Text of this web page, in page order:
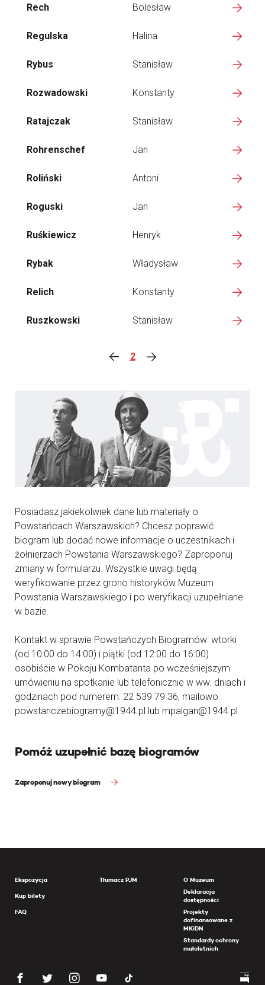
Rech Bolesław
Regulska Halina
Rybus Stanisław
Rozwadowski Konstanty
Ratajczak Stanisław
Rohrenschef Jan
Roliński Antoni
Roguski Jan
Ruśkiewicz Henryk
Rybak Władysław
Relich Konstanty
Ruszkowski Stanisław
2
Posiadasz jakiekolwiek dane lub materiały o
Powstańcach Warszawskich? Chcesz poprawić
biogram lub dodać nowe informacje o uczestnikach i
żołnierzach Powstania Warszawskiego? Zaproponuj
zmiany w formularzu. Wszystkie uwagi będą
weryfikowanie przez grono historyków Muzeum
Powstania Warszawskiego i po weryfikacji uzupełniane
w bazie.
Kontakt w sprawie Powstańczych Biogramów: wtorki
(od 10:00 do 14:00) i piątki (od 12:00 do 16:00)
osobiście w Pokoju Kombatanta po wcześniejszym
umówieniu na spotkanie lub telefonicznie w ww. dniach i
godzinach pod numerem: 22 539 79 36, mailowo:
powstanczebiogramy@1944.pl lub mpalgan@1944.pl
Pomóż uzupełnić bazę biogramów
Zaproponuj nowy biogram
Ekspozycja
Kup bilety
FAQ
Tłumacz PJM
O Muzeum
Deklaracja
dostępności
Projekty
dofinansowane z
MKiDN
Standardy ochrony
małoletnich